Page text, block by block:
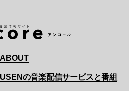
ABOUT
USENの音楽配信サービスと番組